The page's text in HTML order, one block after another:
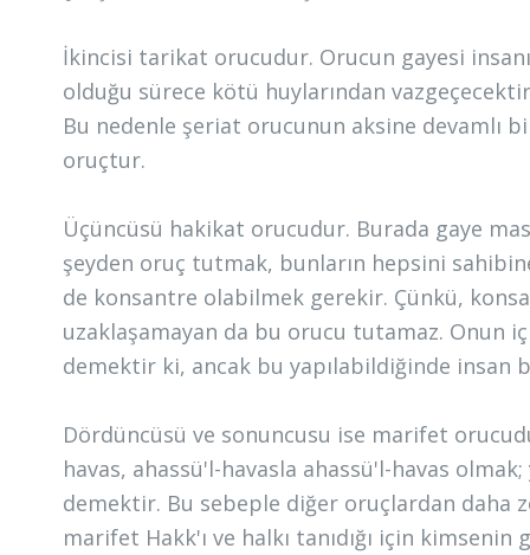
İkincisi tarikat orucudur. Orucun gayesi
olduğu sürece kötü huylarından
Bu nedenle şeriat orucunun aksine
oruçtur.
Üçüncüsü hakikat orucudur. Burada gaye
şeyden oruç tutmak, bunların hepsini
de konsantre olabilmek gerekir. Çünkü,
uzaklaşamayan da bu orucu tutamaz. Onun
demektir ki, ancak bu yapılabildiğinde insan
Dördüncüsü ve sonuncusu ise marifet
havas, ahassü'l-havasla ahassü'l-havas
demektir. Bu sebeple diğer oruçlardan daha
marifet Hakk'ı ve halkı tanıdığı için